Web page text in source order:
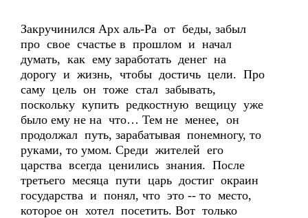
Закручинился Арх аль-Ра от беды, забыл
про свое счастье в прошлом и начал
думать, как ему заработать денег на
дорогу и жизнь, чтобы достичь цели. Про
саму цель он тоже стал забывать,
поскольку купить редкостную вещицу уже
было ему не на что… Тем не менее, он
продолжал путь, зарабатывая понемногу, то
руками, то умом. Среди жителей его
царства всегда ценились знания. После
третьего месяца пути царь достиг окраин
государства и понял, что это -- то место,
которое он хотел посетить. Вот только